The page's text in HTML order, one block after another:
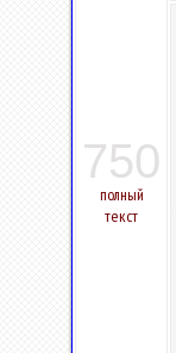
750
полный
текст